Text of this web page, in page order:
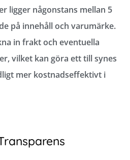
ligger någonstans mellan 5
på innehåll och varumärke.
in frakt och eventuella
vilket kan göra ett till synes
mer kostnadseffektivt i